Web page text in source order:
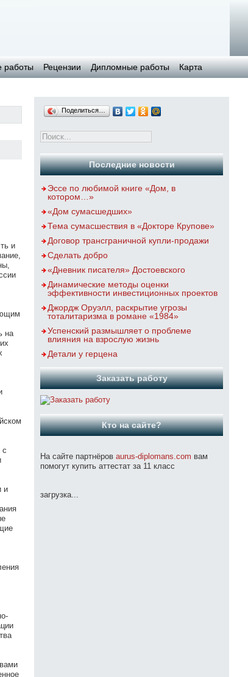
работы Рецензии Дипломные работы Карта
и
на
с
и
Поделиться…
Последние новости
Эссе по любимой книге «Дом, в
котором…»
«Дом сумасшедших»
Тема сумасшествия в «Докторе Крупове»
Договор трансграничной купли-продажи
Сделать добро
«Дневник писателя» Достоевского
Динамические методы оценки
эффективности инвестиционных проектов
Джордж Оруэлл, раскрытие угрозы
тоталитаризма в романе «1984»
Успенский размышляет о проблеме
влияния на взрослую жизнь
Детали у герцена
Заказать работу
Кто на сайте?
На сайте партнёров aurus-diplomans.com вам
помогут купить аттестат за 11 класс
загрузка...